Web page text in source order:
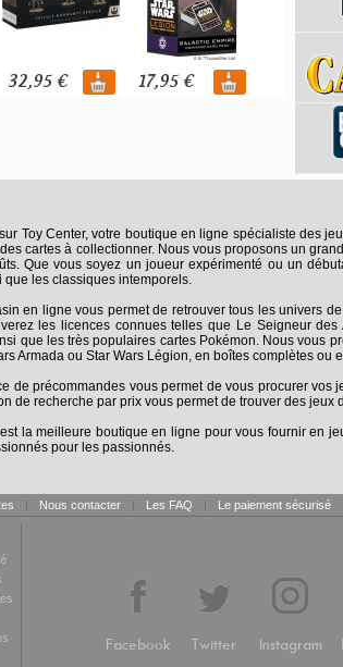
32,95 € 17,95 € 39,95 €
Toy Center, votre boutique en ligne spécialiste des
cartes à collectionner. Nous vous proposons un
Que vous soyez un joueur expérimenté ou un
que les classiques intemporels.
en ligne vous permet de retrouver tous les univers
les licences connues telles que Le Seigneur
que les très populaires cartes Pokémon. Nous vous
Armada ou Star Wars Légion, en boîtes complètes ou
de précommandes vous permet de vous procurer vos
de recherche par prix vous permet de trouver des jeux
la meilleure boutique en ligne pour vous fournir en
pour les passionnés.
| Nous contacter | Les FAQ | Le paiement sécurisé
Facebook Twitter Instagram